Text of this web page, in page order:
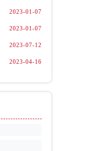
2023-01-07
2023-01-07
2023-07-12
2023-04-16